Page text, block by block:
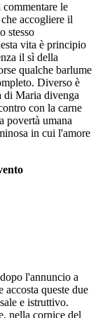
le
accogliere il
stesso
vita è principio
il sì della
qualche barlume
Diverso è
di Maria divenga
con la carne
povertà umana
in cui l'amore
l'annuncio a
queste due
e istruttivo.
nella cornice del